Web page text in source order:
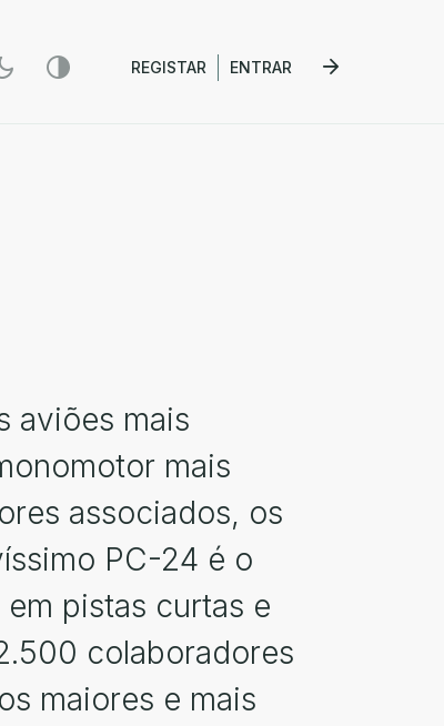
REGISTAR ENTRAR
aviões mais
mais
associados, os
PC-24 é o
pistas curtas e
colaboradores
maiores e mais